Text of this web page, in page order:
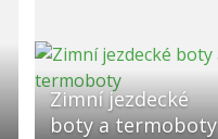
Zimní jezdecké
boty a termoboty